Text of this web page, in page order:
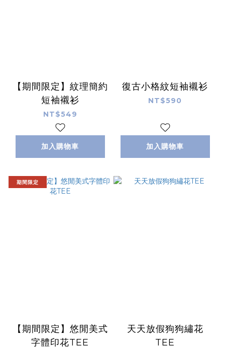
【期間限定】紋理簡約
短袖襯衫
NT$549
加入購物車
復古小格紋短袖襯衫
NT$590
加入購物車
期間限定
【期間限定】悠閒美式
字體印花TEE
天天放假狗狗繡花
TEE